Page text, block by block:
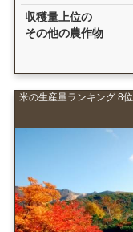
収穫量上位の
その他の農作物
米の生産量ランキング 8位